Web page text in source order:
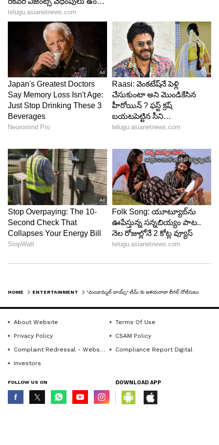
HOME ENTERTAINMENT ‘మంజుమ్మల్ బాయ్స్’ టీమ్ కు ఇళయరాజా లీగల్ నోటీసులు
About Website
Terms Of Use
Privacy Policy
CSAM Policy
Complaint Redressal - Website
Compliance Report Digital
Investors
FOLLOW US ON DOWNLOAD APP